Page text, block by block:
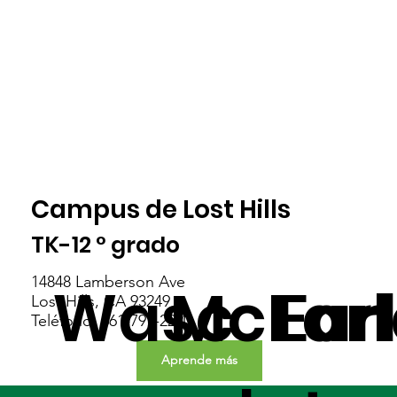
Campus de Lost Hills
TK-12 ° grado
14848 Lamberson Ave
Lost Hills, CA 93249
Teléfono: 661-797-2220
Aprende más
Wasc